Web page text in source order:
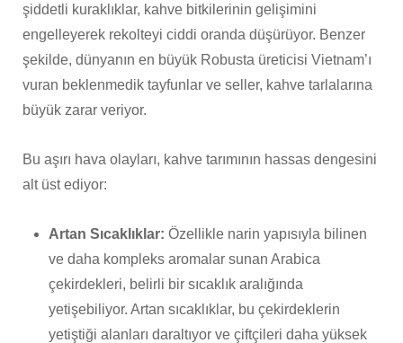
şiddetli kuraklıklar, kahve bitkilerinin gelişimini
engelleyerek rekolteyi ciddi oranda düşürüyor. Benzer
şekilde, dünyanın en büyük Robusta üreticisi Vietnam’ı
vuran beklenmedik tayfunlar ve seller, kahve tarlalarına
büyük zarar veriyor.
Bu aşırı hava olayları, kahve tarımının hassas dengesini
alt üst ediyor:
Artan Sıcaklıklar: Özellikle narin yapısıyla bilinen
ve daha kompleks aromalar sunan Arabica
çekirdekleri, belirli bir sıcaklık aralığında
yetişebiliyor. Artan sıcaklıklar, bu çekirdeklerin
yetiştiği alanları daraltıyor ve çiftçileri daha yüksek